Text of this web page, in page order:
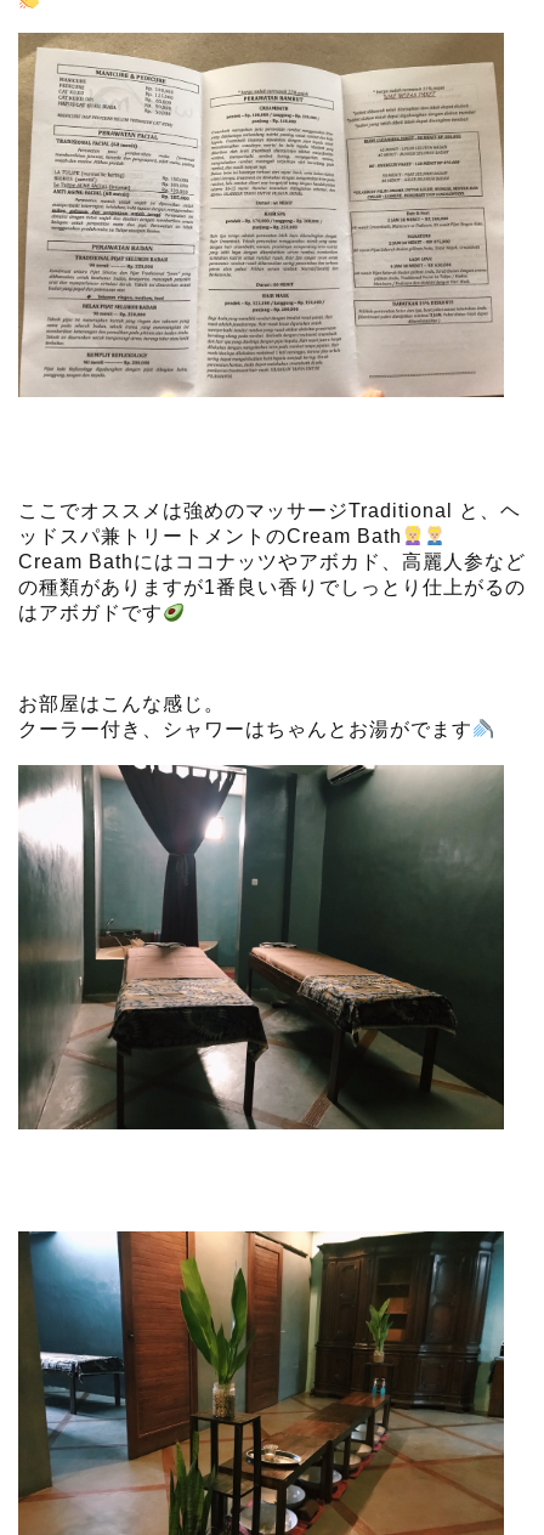
ここでオススメは強めのマッサージTraditional と、ヘ
ッドスパ兼トリートメントのCream Bath
Cream Bathにはココナッツやアボカド、高麗人参など
の種類がありますが1番良い香りでしっとり仕上がるの
はアボガドです
お部屋はこんな感じ。
クーラー付き、シャワーはちゃんとお湯がでます